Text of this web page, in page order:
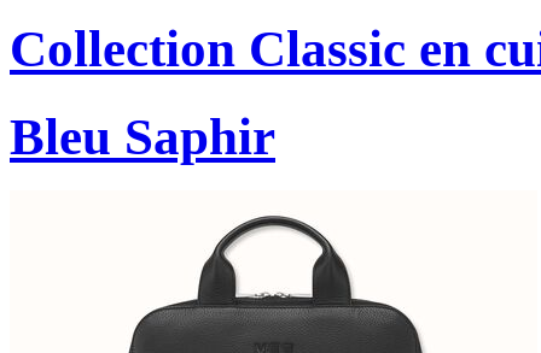
Collection Classic en
Bleu Saphir